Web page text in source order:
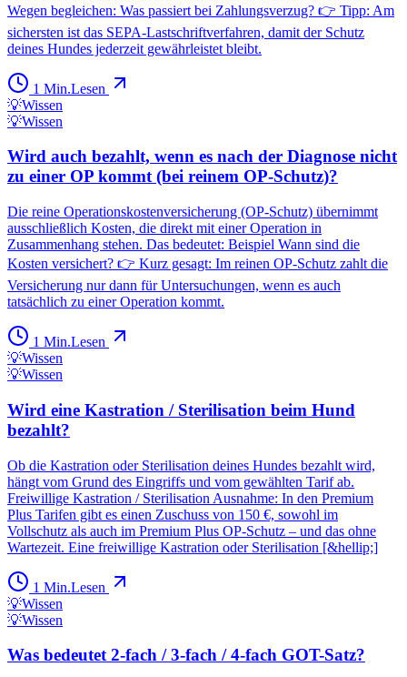
Wegen begleichen: Was passiert bei Zahlungsverzug? 👉 Tipp: Am
sichersten ist das SEPA-Lastschriftverfahren, damit der Schutz
deines Hundes jederzeit gewährleistet bleibt.
1 Min.Lesen
💡Wissen
💡Wissen
Wird auch bezahlt, wenn es nach der Diagnose nicht
zu einer OP kommt (bei reinem OP-Schutz)?
Die reine Operationskostenversicherung (OP-Schutz) übernimmt
ausschließlich Kosten, die direkt mit einer Operation in
Zusammenhang stehen. Das bedeutet: Beispiel Wann sind die
Kosten versichert? 👉 Kurz gesagt: Im reinen OP-Schutz zahlt die
Versicherung nur dann für Untersuchungen, wenn es auch
tatsächlich zu einer Operation kommt.
1 Min.Lesen
💡Wissen
💡Wissen
Wird eine Kastration / Sterilisation beim Hund
bezahlt?
Ob die Kastration oder Sterilisation deines Hundes bezahlt wird,
hängt vom Grund des Eingriffs und vom gewählten Tarif ab.
Freiwillige Kastration / Sterilisation Ausnahme: In den Premium
Plus Tarifen gibt es einen Zuschuss von 150 €, sowohl im
Vollschutz als auch im Premium Plus OP-Schutz – und das ohne
Wartezeit. Eine freiwillige Kastration oder Sterilisation [&hellip;]
1 Min.Lesen
💡Wissen
💡Wissen
Was bedeutet 2-fach / 3-fach / 4-fach GOT-Satz?